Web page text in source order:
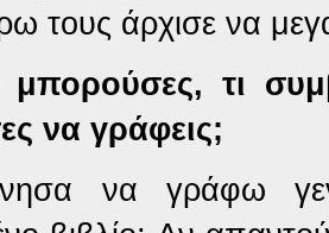
τους άρχισε να
μπορούσες, τι
να γράφεις;
να γράφω